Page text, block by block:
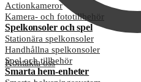
Kontakta oss
Actionkameror
Kamera- och fototillbehör
Spelkonsoler och spel
Stationära spelkonsoler
Handhållna spelkonsoler
Spel och tillbehör
Smarta hem-enheter